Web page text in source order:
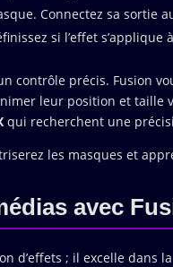
Connectez sa sortie
si l’effet s’applique
contrôle précis. Fusion
leur position et taille
qui recherchent une
les masques et
avec
d’effets ; il excelle dans